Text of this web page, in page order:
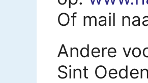
Of mail
Andere
Sint